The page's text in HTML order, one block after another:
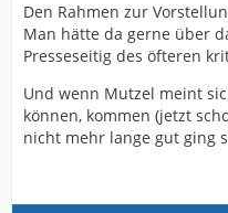
Den Rahmen zur
Man hätte da gerne über
Presseseitig des öfteren
Und wenn Mutzel meint
können, kommen (jetzt
nicht mehr lange gut ging